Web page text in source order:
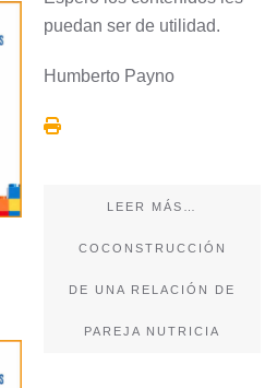
puedan ser de utilidad.
Humberto Payno
LEER MÁS…
COCONSTRUCCIÓN
DE UNA RELACIÓN DE
PAREJA NUTRICIA